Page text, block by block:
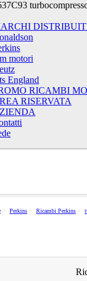
motori
England
RICAMBI
RISERVATA
> Perkins > Ricambi Perkins >